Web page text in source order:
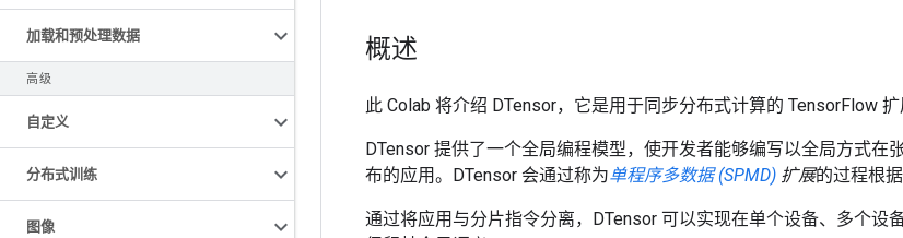
加载和预处理数据
高级
自定义
分布式训练
图像
概述
此 Colab 将介绍 DTensor，它是用于同步分布式计算的 TensorFlow 扩
DTensor 提供了一个全局编程模型，使开发者能够编写以全局方式在
布的应用。DTensor 会通过称为单程序多数据 (SPMD) 扩展的过程根
通过将应用与分片指令分离，DTensor 可以实现在单个设备、多个设